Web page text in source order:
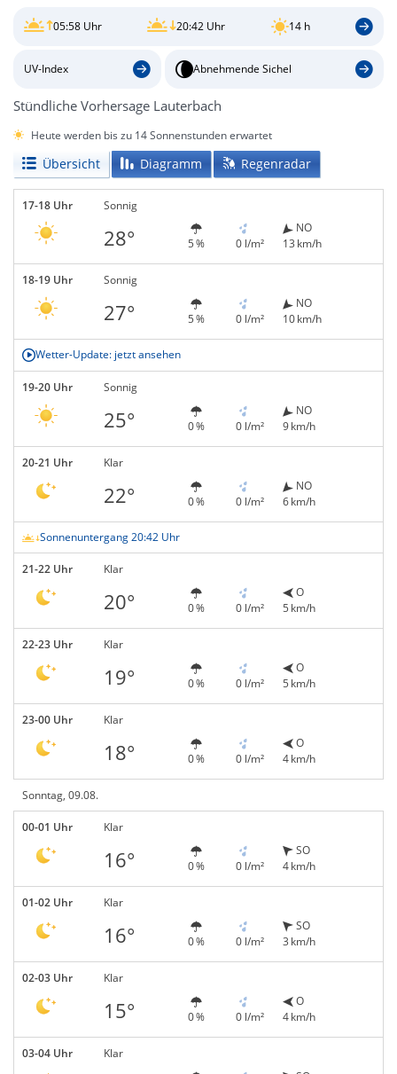
05:58 Uhr 20:42 Uhr 14 h
UV-Index Abnehmende Sichel
Stündliche Vorhersage Lauterbach
Heute werden bis zu 14 Sonnenstunden erwartet
Übersicht Diagramm Regenradar
17-18 Uhr Sonnig
28° 5 % 0 l/m²
NO
13 km/h
18-19 Uhr Sonnig
27° 5 % 0 l/m²
NO
10 km/h
Wetter-Update: jetzt ansehen
19-20 Uhr Sonnig
25° 0 % 0 l/m²
NO
9 km/h
20-21 Uhr Klar
22° 0 % 0 l/m²
NO
6 km/h
Sonnenuntergang 20:42 Uhr
21-22 Uhr Klar
20° 0 % 0 l/m²
O
5 km/h
22-23 Uhr Klar
19° 0 % 0 l/m²
O
5 km/h
23-00 Uhr Klar
18° 0 % 0 l/m²
O
4 km/h
Sonntag, 09.08.
00-01 Uhr Klar
16° 0 % 0 l/m²
SO
4 km/h
01-02 Uhr Klar
16° 0 % 0 l/m²
SO
3 km/h
02-03 Uhr Klar
15° 0 % 0 l/m²
O
4 km/h
03-04 Uhr Klar